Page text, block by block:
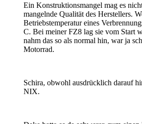
Ein Konstruktionsmangel mag es
mangelnde Qualität des Herstellers.
Betriebstemperatur eines
C. Bei meiner FZ8 lag sie vom Start
nahm das so als normal hin, war ja
Motorrad.
Schira, obwohl ausdrücklich darauf
NIX.